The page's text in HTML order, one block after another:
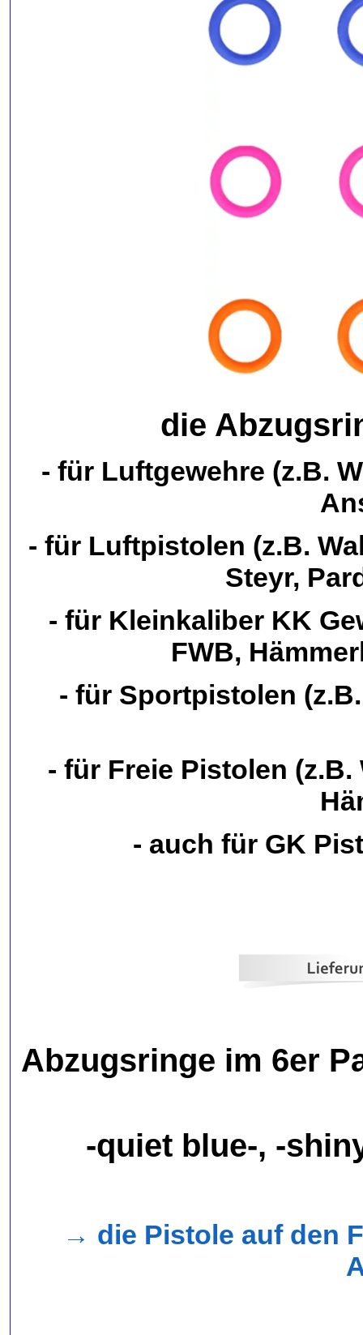
die
- für Luftgewehre (z.B.
- für Luftpistolen (z.B.
Steyr,
- für Kleinkaliber KK
FWB,
- für Sportpistolen
- für Freie Pistolen
- auch für GK
Abzugsringe im 6er
-quiet blue-, -
→ die Pistole auf den